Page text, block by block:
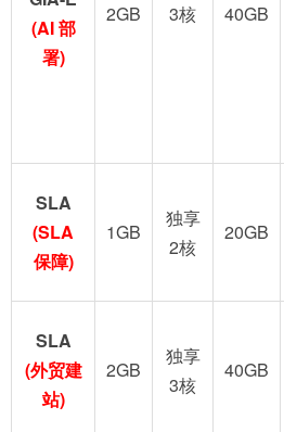
(AI 部
署)
2GB 3核 40GB
SLA
(SLA
保障)
1GB
独享
2核
20GB
SLA
(外贸建
站)
2GB
独享
3核
40GB